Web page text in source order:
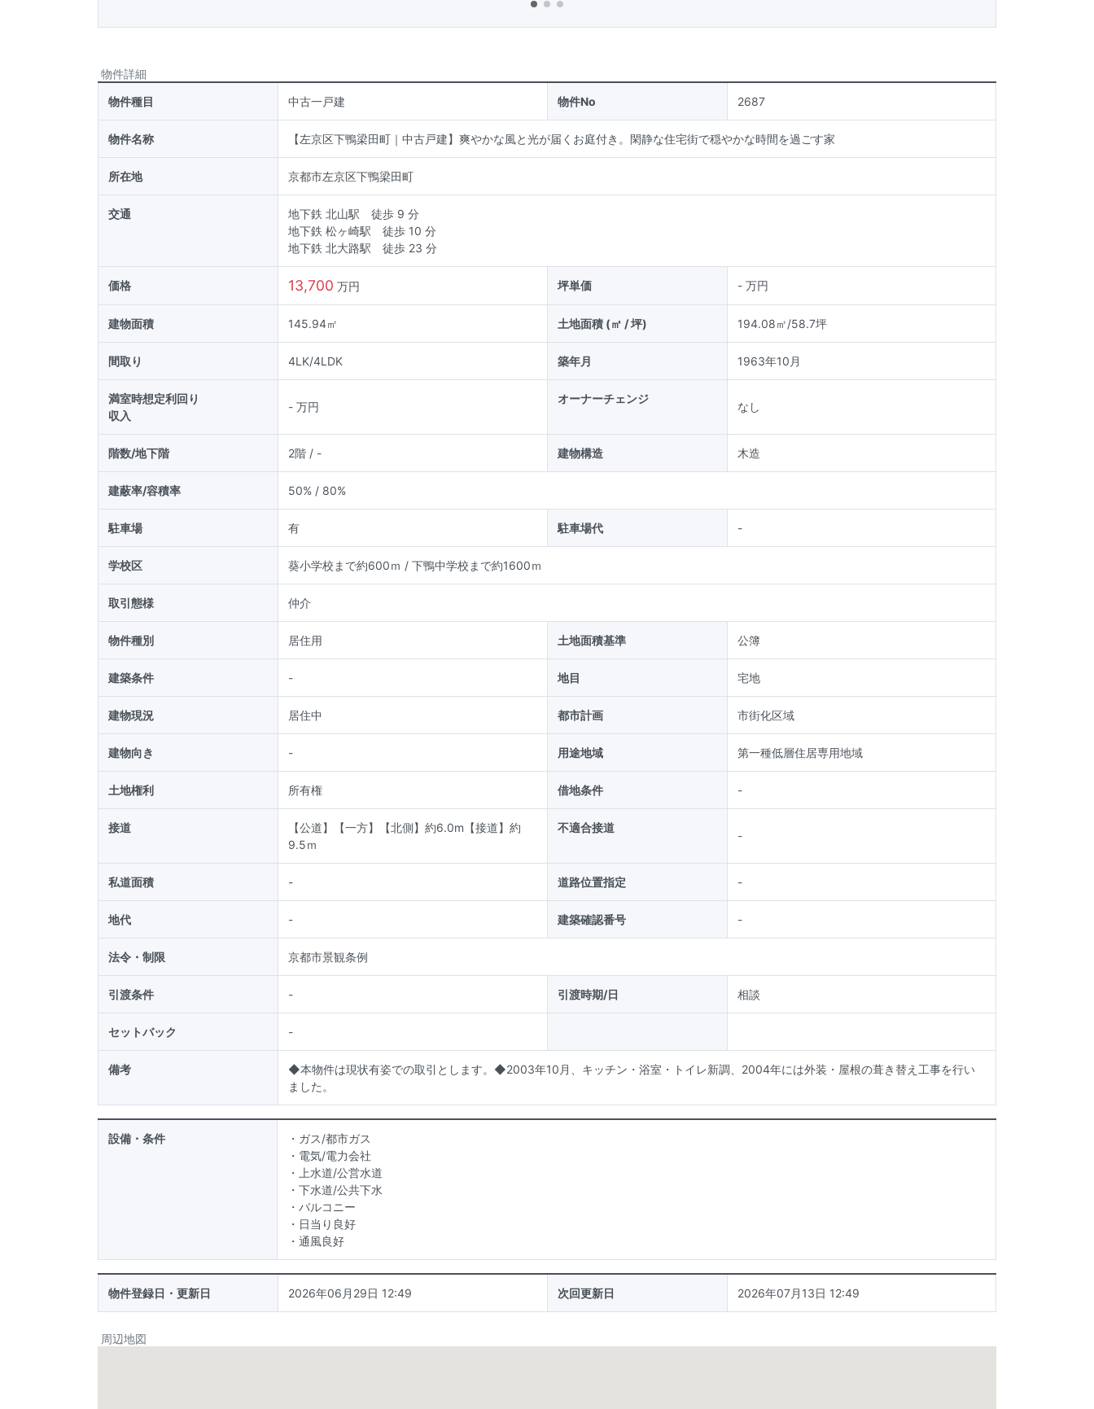
物件詳細
物件種目
中古一戸建 物件No 2687
物件名称 【左京区下鴨梁田町｜中古戸建】爽やかな風と光が届くお庭付き。閑静な住宅街で穏やかな時間を過ごす家
所在地 京都市左京区下鴨梁田町
交通 地下鉄 北山駅 徒歩 9 分
地下鉄 松ヶ崎駅 徒歩 10 分
地下鉄 北大路駅 徒歩 23 分
価格 13,700 万円 坪単価 - 万円
建物面積 145.94㎡ 土地面積 (㎡ / 坪) 194.08㎡/58.7坪
間取り 4LK/4LDK 築年月 1963年10月
満室時想定利回り
収入
- 万円
オーナーチェンジ
なし
階数/地下階 2階 / - 建物構造 木造
建蔽率/容積率 50% / 80%
駐車場 有 駐車場代 -
学校区 葵小学校まで約600ｍ / 下鴨中学校まで約1600ｍ
取引態様 仲介
物件種別 居住用 土地面積基準 公簿
建築条件 - 地目 宅地
建物現況 居住中 都市計画 市街化区域
建物向き - 用途地域 第一種低層住居専用地域
土地権利 所有権 借地条件 -
接道
【公道】【一方】【北側】約6.0m【接道】約
9.5ｍ
不適合接道
-
私道面積 - 道路位置指定 -
地代 - 建築確認番号 -
法令・制限 京都市景観条例
引渡条件 - 引渡時期/日 相談
セットバック -
備考
◆本物件は現状有姿での取引とします。◆2003年10月、キッチン・浴室・トイレ新調、2004年には外装・屋根の葺き替え工事を行い
ました。
設備・条件
・ガス/都市ガス
・電気/電力会社
・上水道/公営水道
・下水道/公共下水
・バルコニー
・日当り良好
・通風良好
物件登録日・更新日 2026年06月29日 12:49 次回更新日 2026年07月13日 12:49
周辺地図